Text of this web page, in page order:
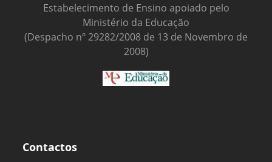
Estabelecimento de Ensino apoiado pelo
Ministério da Educação
(Despacho nº 29282/2008 de 13 de Novembro de
2008)
Contactos